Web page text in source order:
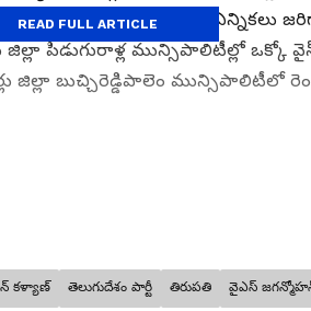
చైర్మన్‌ పదవులకు ఎన్నిక‌లు
పిడుగురాళ్ల మున్సిపాలిటీల్లో ఒక్కో
జిల్లా బుచ్చిరెడ్డిపాలెం మున్సిపాలిటీలో
READ FULL ARTICLE
కళ్యాణ్ తెలుగుదేశం పార్టీ తిరుపతి వైఎస్